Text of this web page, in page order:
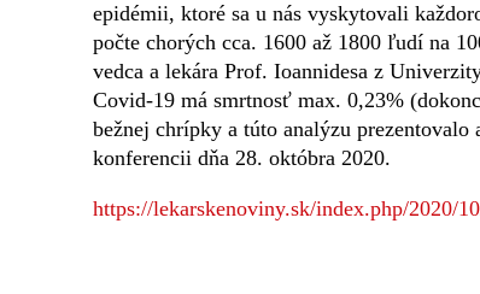
epidémii, ktoré sa u nás vyskytovali
počte chorých cca. 1600 až 1800 ľudí na
vedca a lekára Prof. Ioannidesa z
Covid-19 má smrtnosť max. 0,23%
bežnej chrípky a túto analýzu
konferencii dňa 28. októbra 2020.
https://lekarskenoviny.sk/index.php/2020/